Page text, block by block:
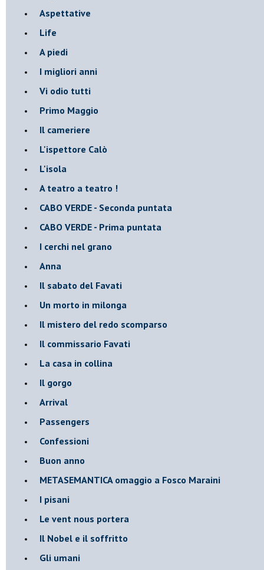
Aspettative
Life
A piedi
I migliori anni
Vi odio tutti
Primo Maggio
Il cameriere
L'ispettore Calò
L'isola
A teatro a teatro !
CABO VERDE - Seconda puntata
CABO VERDE - Prima puntata
I cerchi nel grano
Anna
Il sabato del Favati
Un morto in milonga
Il mistero del redo scomparso
Il commissario Favati
La casa in collina
Il gorgo
Arrival
Passengers
Confessioni
Buon anno
METASEMANTICA omaggio a Fosco Maraini
I pisani
Le vent nous portera
Il Nobel e il soffritto
Gli umani